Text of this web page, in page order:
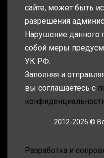
сайте, может быть
разрешения
Нарушение данного
собой меры
УК РФ.
Заполняя и
вы соглашаетесь с
2012-2026 ©
Разработка и